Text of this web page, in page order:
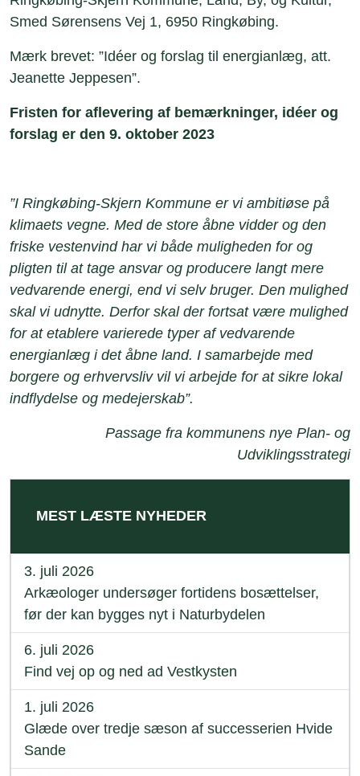
Smed Sørensens Vej 1, 6950 Ringkøbing.
Mærk brevet: ”Idéer og forslag til energianlæg, att.
Jeanette Jeppesen”.
Fristen for aflevering af bemærkninger, idéer og
forslag er den 9. oktober 2023
”I Ringkøbing-Skjern Kommune er vi ambitiøse på
klimaets vegne. Med de store åbne vidder og den
friske vestenvind har vi både muligheden for og
pligten til at tage ansvar og producere langt mere
vedvarende energi, end vi selv bruger. Den mulighed
skal vi udnytte. Derfor skal der fortsat være mulighed
for at etablere varierede typer af vedvarende
energianlæg i det åbne land. I samarbejde med
borgere og erhvervsliv vil vi arbejde for at sikre lokal
indflydelse og medejerskab”.
Passage fra kommunens nye Plan- og
Udviklingsstrategi
MEST LÆSTE NYHEDER
3. juli 2026
Arkæologer undersøger fortidens bosættelser,
før der kan bygges nyt i Naturbydelen
6. juli 2026
Find vej op og ned ad Vestkysten
1. juli 2026
Glæde over tredje sæson af successerien Hvide
Sande